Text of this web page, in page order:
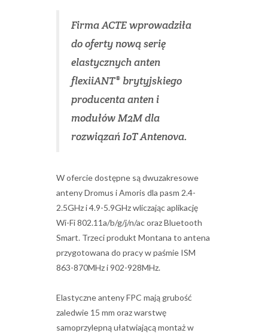
Firma ACTE wprowadziła
do oferty nową serię
elastycznych anten
flexiiANT® brytyjskiego
producenta anten i
modułów M2M dla
rozwiązań IoT Antenova.
W ofercie dostępne są dwuzakresowe
anteny Dromus i Amoris dla pasm 2.4-
2.5GHz i 4.9-5.9GHz wliczając aplikację
Wi-Fi 802.11a/b/g/j/n/ac oraz Bluetooth
Smart. Trzeci produkt Montana to antena
przygotowana do pracy w paśmie ISM
863-870MHz i 902-928MHz.
Elastyczne anteny FPC mają grubość
zaledwie 15 mm oraz warstwę
samoprzylepną ułatwiającą montaż w